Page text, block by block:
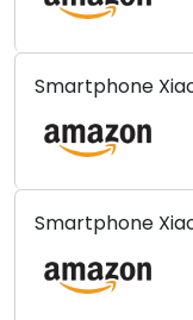
Smartphone
Midnight Black
[ 24090RA29G ]
Smartphone
Leica, Cinza -